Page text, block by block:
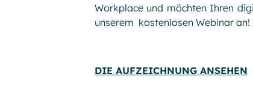
Workplace und möchten Ihren
unserem kostenlosen Webinar an!
DIE AUFZEICHNUNG ANSEHEN